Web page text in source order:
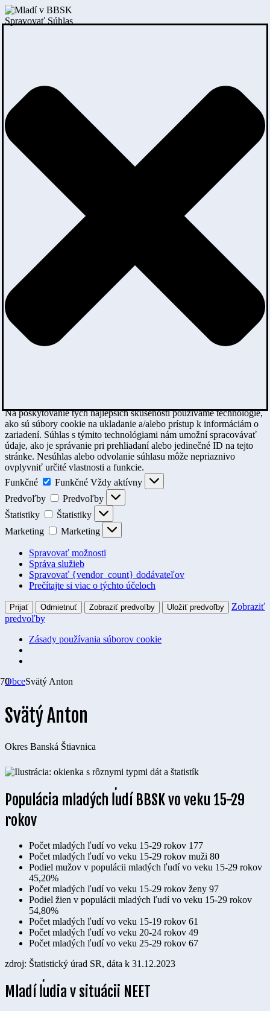
Spravovať Súhlas
Na poskytovanie tých najlepších skúseností používame technológie,
ako sú súbory cookie na ukladanie a/alebo prístup k informáciám o
zariadení. Súhlas s týmito technológiami nám umožní spracovávať
údaje, ako je správanie pri prehliadaní alebo jedinečné ID na tejto
stránke. Nesúhlas alebo odvolanie súhlasu môže nepriaznivo
ovplyvniť určité vlastnosti a funkcie.
Funkčné
Funkčné Vždy aktívny
Predvoľby
Predvoľby
Štatistiky
Štatistiky
Marketing
Marketing
Spravovať možnosti
Správa služieb
Spravovať {vendor_count} dodávateľov
Prečítajte si viac o týchto účeloch
Prijať Odmietnuť Zobraziť predvoľby Uložiť predvoľby
Zobraziť
predvoľby
Zásady používania súborov cookie
ObceSvätý Anton
Svätý Anton
Okres Banská Štiavnica
Populácia mladých ľudí BBSK vo veku 15-29
rokov
Počet mladých ľudí vo veku 15-29 rokov 177
Počet mladých ľudí vo veku 15-29 rokov muži 80
Podiel mužov v populácii mladých ľudí vo veku 15-29 rokov
45,20%
Počet mladých ľudí vo veku 15-29 rokov ženy 97
Podiel žien v populácii mladých ľudí vo veku 15-29 rokov
54,80%
Počet mladých ľudí vo veku 15-19 rokov 61
Počet mladých ľudí vo veku 20-24 rokov 49
Počet mladých ľudí vo veku 25-29 rokov 67
zdroj: Štatistický úrad SR, dáta k 31.12.2023
Mladí ľudia v situácii NEET